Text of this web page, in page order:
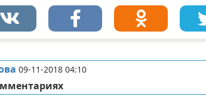
09-11-2018 04:10